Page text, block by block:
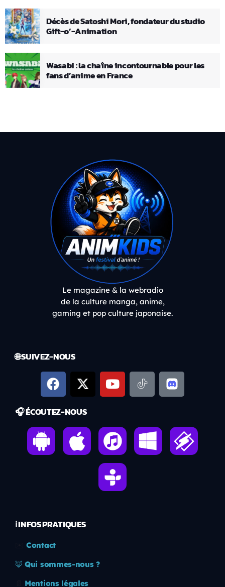
Décès de Satoshi Mori, fondateur du studio
Gift-o’-Animation
Wasabi : la chaîne incontournable pour les
fans d’anime en France
Le magazine & la webradio
de la culture manga, anime,
gaming et pop culture japonaise.
🌐 SUIVEZ-NOUS
🎧 ÉCOUTEZ-NOUS
ℹ️ INFOS PRATIQUES
Contact
🦊 Qui sommes-nous ?
Mentions légales